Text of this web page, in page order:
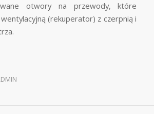
otwory na przewody, które
(rekuperator) z czerpnią i